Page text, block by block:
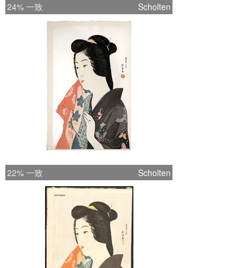
24% 一致 Scholten
22% 一致 Scholten